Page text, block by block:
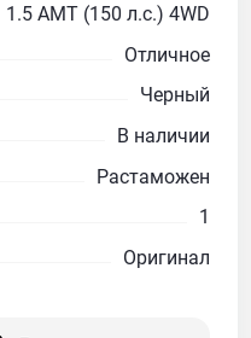
1.5 AMT (150 л.с.) 4WD
Отличное
Черный
В наличии
Растаможен
1
Оригинал